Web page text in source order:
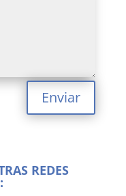
Enviar
REDES